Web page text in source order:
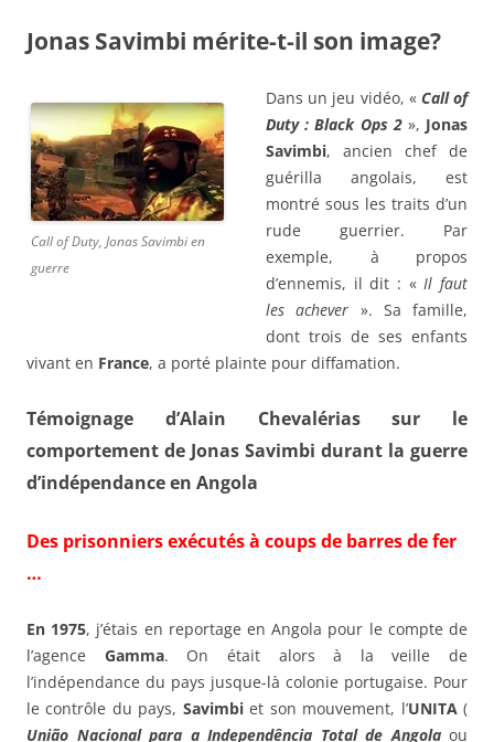
Jonas Savimbi mérite-t-il son image?
Call of Duty, Jonas Savimbi en
guerre
Dans un jeu vidéo, «Call of
Duty : Black Ops 2», Jonas
Savimbi, ancien chef de
guérilla angolais, est
montré sous les traits d’un
rude guerrier. Par
exemple, à propos
d’ennemis, il dit : «Il faut
les achever ». Sa famille,
dont trois de ses enfants
vivant en France, a porté plainte pour diffamation.
Témoignage d’Alain Chevalérias sur le
comportement de Jonas Savimbi durant la guerre
d’indépendance en Angola
Des prisonniers exécutés à coups de barres de fer
…
En 1975, j’étais en reportage en Angola pour le compte de
l’agence Gamma. On était alors à la veille de
l’indépendance du pays jusque-là colonie portugaise. Pour
le contrôle du pays, Savimbiet son mouvement, l’UNITA(
União Nacional para a Independência Total de Angolaou